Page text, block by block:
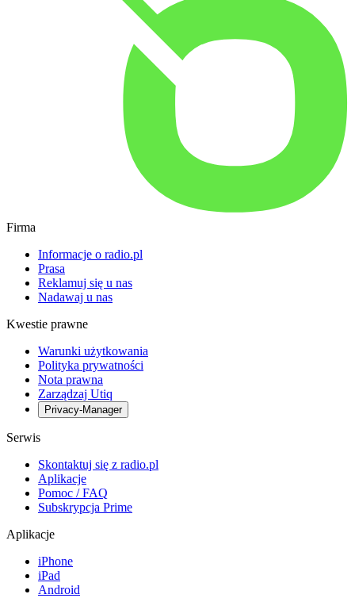
Firma
Informacje o radio.pl
Prasa
Reklamuj się u nas
Nadawaj u nas
Kwestie prawne
Warunki użytkowania
Polityka prywatności
Nota prawna
Zarządzaj Utiq
Privacy-Manager
Serwis
Skontaktuj się z radio.pl
Aplikacje
Pomoc / FAQ
Subskrypcja Prime
Aplikacje
iPhone
iPad
Android